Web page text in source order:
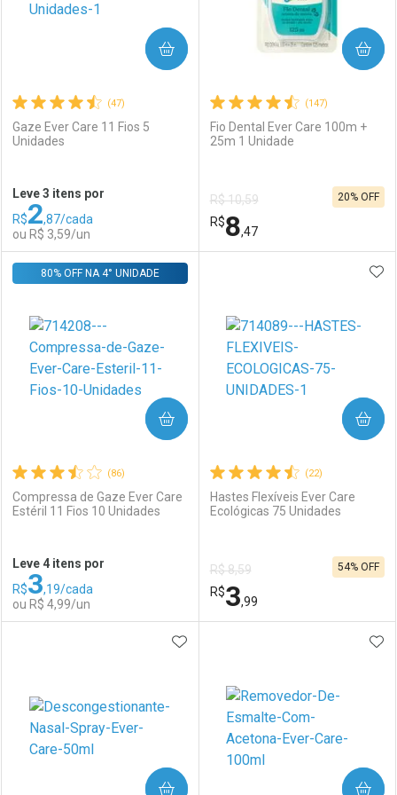
Comprar sem Desconto
Por R$ 91,99/cada
Comprar sem Desconto
Por R$ 91,99/cada
Comprar sem Desconto
Por R$ 3,99/cada
Comprar sem Desconto
Por R$ 3,99/cada
(47)
Gaze Ever Care 11 Fios 5
Unidades
Leve 3 itens por
R$2,87/cada
ou R$ 3,59/un
COMPRAR
Laboratório
Comprar sem Desconto
Por R$ 3,59/cada
Por Menos
Comprar sem Desconto
Por R$ 3,59/cada
(147)
Fio Dental Ever Care 100m +
25m 1 Unidade
R$ 10,59
R$8,47
20% OFF
COMPRAR
Laboratório
Comprar sem Desconto
Por R$ 8,47/cada
Por Menos
Comprar sem Desconto
Por R$ 8,47/cada
(86)
Compressa de Gaze Ever Care
Estéril 11 Fios 10 Unidades
80% OFF NA 4° UNIDADE
Leve 4 itens por
R$3,19/cada
ou R$ 4,99/un
COMPRAR
Laboratório
Por Menos
(22)
Hastes Flexíveis Ever Care
Ecológicas 75 Unidades
R$ 8,59
R$3,99
54% OFF
COMPRAR
Laboratório
Por Menos
ADICIONAR AOS FAVORITOS
COMPRAR COMPRAR